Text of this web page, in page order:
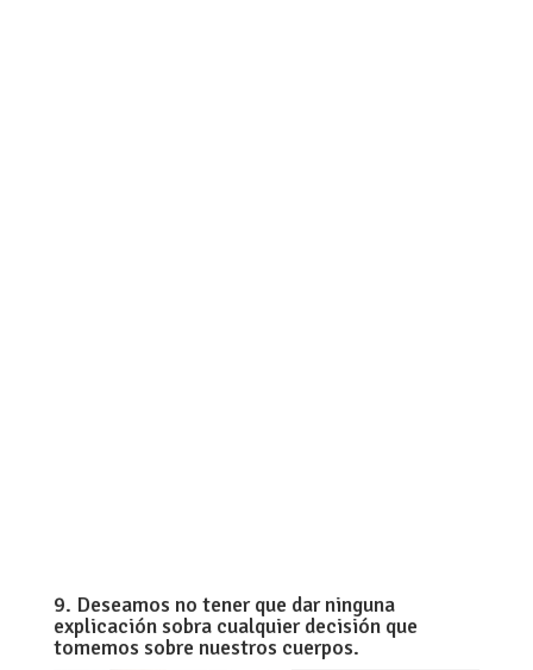
9. Deseamos no tener que dar ninguna
explicación sobra cualquier decisión que
tomemos sobre nuestros cuerpos.